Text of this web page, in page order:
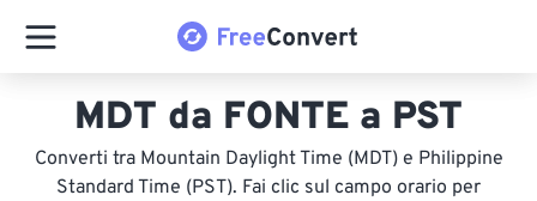
MDT da FONTE a PST
Converti tra Mountain Daylight Time (MDT) e Philippine
Standard Time (PST). Fai clic sul campo orario per